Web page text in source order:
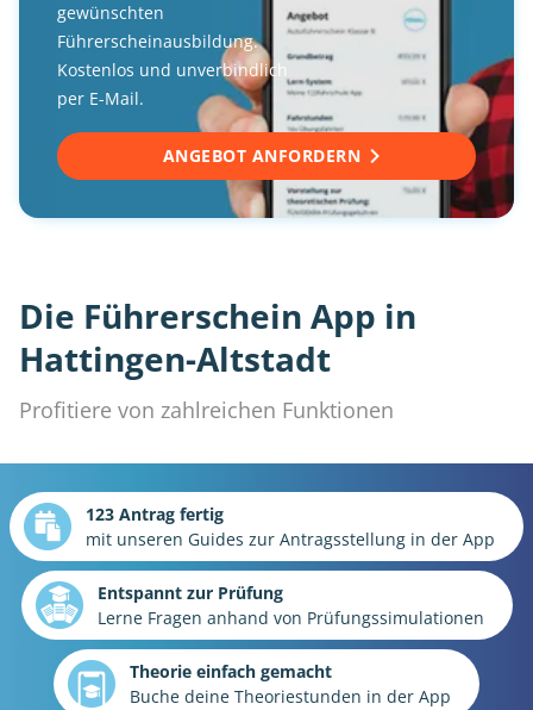
gewünschten
Führerscheinausbildung.
Kostenlos und unverbindlich
per E-Mail.
ANGEBOT ANFORDERN
Die Führerschein App in
Hattingen-Altstadt
Profitiere von zahlreichen Funktionen
123 Antrag fertig
mit unseren Guides zur Antragsstellung in der App
Entspannt zur Prüfung
Lerne Fragen anhand von Prüfungssimulationen
Theorie einfach gemacht
Buche deine Theoriestunden in der App